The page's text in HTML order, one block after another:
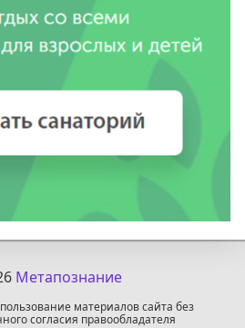
Метапознание
материалов сайта без
согласия правообладателя